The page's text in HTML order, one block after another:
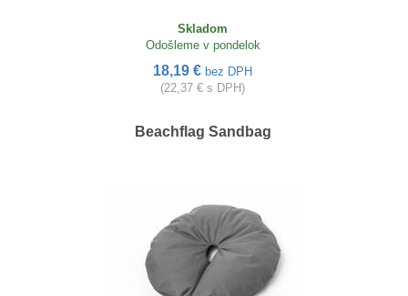
Skladom
Odošleme v pondelok
18,19 € bez DPH
(22,37 € s DPH)
Beachflag Sandbag